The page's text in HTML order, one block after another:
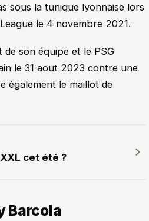
sous la tunique lyonnaise lors
le 4 novembre 2021.
son équipe et le PSG
le 31 aout 2023 contre une
également le maillot de
cet été ?
Barcola